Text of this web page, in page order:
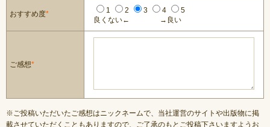
おすすめ度* 1 2 3 4
5
良くない←
→良い
ご感想*
※ご投稿いただいたご感想はニックネームで、当社運営のサイトや出版物に掲
載させていただくこともありますので、ご了承のもとご投稿下さいますようお